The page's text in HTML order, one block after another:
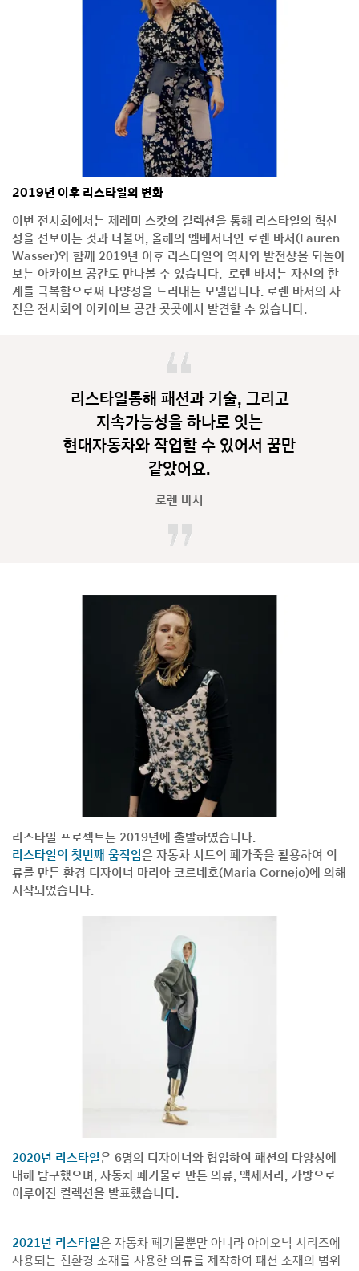
2019년 이후 리스타일의 변화
이번 전시회에서는 제레미 스캇의 컬렉션을 통해 리스타일의 혁신
성을 선보이는 것과 더불어, 올해의 엠베서더인 로렌 바서(Lauren
Wasser)와 함께 2019년 이후 리스타일의 역사와 발전상을 되돌아
보는 아카이브 공간도 만나볼 수 있습니다. 로렌 바서는 자신의 한
계를 극복함으로써 다양성을 드러내는 모델입니다. 로렌 바서의 사
진은 전시회의 아카이브 공간 곳곳에서 발견할 수 있습니다.
리스타일통해 패션과 기술, 그리고
지속가능성을 하나로 잇는
현대자동차와 작업할 수 있어서 꿈만
같았어요.
로렌 바서
리스타일 프로젝트는 2019년에 출발하였습니다.
리스타일의 첫번째 움직임은 자동차 시트의 폐가죽을 활용하여 의
류를 만든 환경 디자이너 마리아 코르네호(Maria Cornejo)에 의해
시작되었습니다.
2020년 리스타일은 6명의 디자이너와 협업하여 패션의 다양성에
대해 탐구했으며, 자동차 폐기물로 만든 의류, 액세서리, 가방으로
이루어진 컬렉션을 발표했습니다.
2021년 리스타일은 자동차 폐기물뿐만 아니라 아이오닉 시리즈에
사용되는 친환경 소재를 사용한 의류를 제작하여 패션 소재의 범위